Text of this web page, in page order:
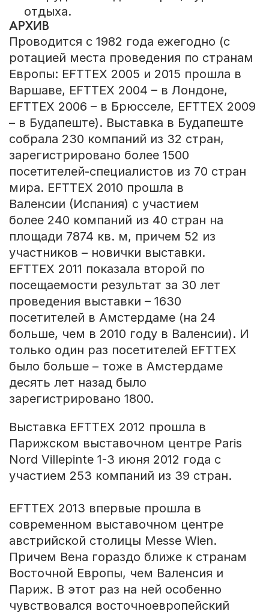
отдыха.
АРХИВ
Проводится с 1982 года ежегодно (с
ротацией места проведения по странам
Европы: EFTTEX 2005 и 2015 прошла в
Варшаве, EFTTEX 2004 – в Лондоне,
EFTTEX 2006 – в Брюсселе, EFTTEX 2009
– в Будапеште). Выставка в Будапеште
собрала 230 компаний из 32 стран,
зарегистрировано более 1500
посетителей-специалистов из 70 стран
мира. EFTTEX 2010 прошла в
Валенсии (Испания) с участием
более 240 компаний из 40 стран на
площади 7874 кв. м, причем 52 из
участников – новички выставки.
EFTTEX 2011 показала второй по
посещаемости результат за 30 лет
проведения выставки – 1630
посетителей в Амстердаме (на 24
больше, чем в 2010 году в Валенсии). И
только один раз посетителей EFTTEX
было больше – тоже в Амстердаме
десять лет назад было
зарегистрировано 1800.
Выставка EFTTEX 2012 прошла в
Парижском выставочном центре Paris
Nord Villepinte 1-3 июня 2012 года с
участием 253 компаний из 39 стран.
EFTTEX 2013 впервые прошла в
современном выставочном центре
австрийской столицы Messe Wien.
Причем Вена гораздо ближе к странам
Восточной Европы, чем Валенсия и
Париж. В этот раз на ней особенно
чувствовался восточноевропейский